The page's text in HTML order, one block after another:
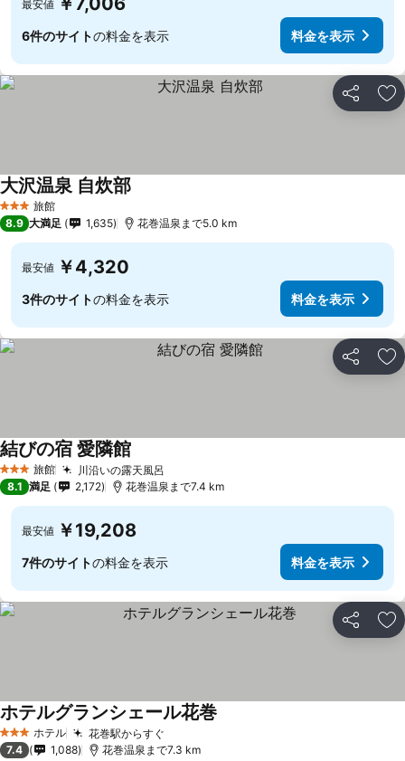
最安値
6件のサイトの料金を表示 料金を表示
シェア お
3 ホテルのランク
旅館
大沢温泉 自炊部
8.9 大満足 1,635 花巻温泉まで5.0 km
最安値 ￥4,320
3件のサイトの料金を表示 料金を表示
シェア お
3 ホテルのランク
旅館 川沿いの露天風呂
結びの宿 愛隣館
8.1 満足 2,172 花巻温泉まで7.4 km
最安値 ￥19,208
7件のサイトの料金を表示 料金を表示
シェア お
3 ホテルのランク
ホテル 花巻駅からすぐ
ホテルグランシェール花巻
7.4 1,088 花巻温泉まで7.3 km